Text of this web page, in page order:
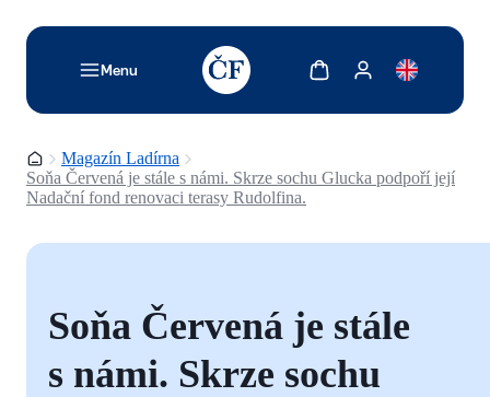
Menu
TODO: Add description for reader
Zobrazit košíkZobrazit můj účet
Domovská stránka
Magazín Ladírna
Soňa Červená je stále s námi. Skrze sochu Glucka podpoří její
Nadační fond renovaci terasy Rudolfina.
Soňa Červená je stále
s námi. Skrze sochu